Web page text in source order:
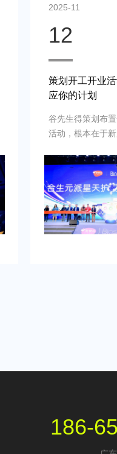
2025-11
12
策划开工开业
应你的计划
谷先生得策划布
活动，根本在于
并营造良好的品
到：增加曝光度
体，提高知名度
销售。可是鉴于
资源进行大规模
业的策划和执行
186-